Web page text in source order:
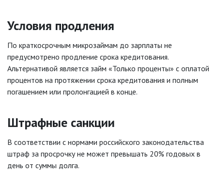
Условия продления
По краткосрочным микрозаймам до зарплаты не
предусмотрено продление срока кредитования.
Альтернативой является займ «Только проценты» с оплатой
процентов на протяжении срока кредитования и полным
погашением или пролонгацией в конце.
Штрафные санкции
В соответствии с нормами российского законодательства
штраф за просрочку не может превышать 20% годовых в
день от суммы долга.